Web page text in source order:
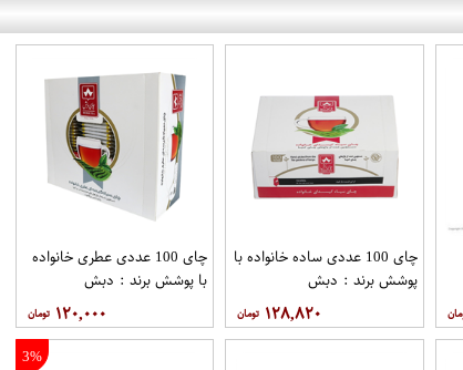
چای 100 عددی ساده خانواده با
پوشش برند : دبش
۱۲۸,۸۲۰
چای 100 عددی عطری خانواده
با پوشش برند : دبش
۱۲۰,۰۰۰
3%